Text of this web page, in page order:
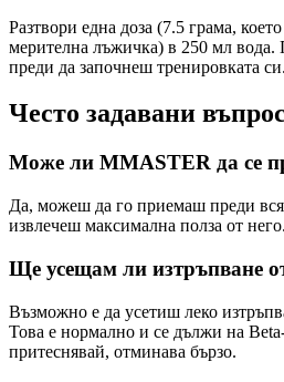
Разтвори една доза (7.5 грама,
мерителна лъжичка) в 250 мл
преди да започнеш тренировката си.
Често задавани
Може ли MMASTER да се
Да, можеш да го приемаш преди
извлечеш максимална полза от него.
Ще усещам ли изтръпване
Възможно е да усетиш леко
Това е нормално и се дължи на
притеснявай, отминава бързо.